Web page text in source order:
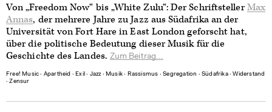
Von „Freedom Now“ bis „White Zulu“: Der SchriftstellerMax
Annas, der mehrere Jahre zu Jazz aus Südafrika an der
Universität von Fort Hare in East London geforscht hat,
über die politische Bedeutung dieser Musik für die
Geschichte des Landes. Zum Beitrag...
Free! Music ∙ Apartheid ∙ Exil ∙ Jazz∙ Musik ∙ Rassismus ∙Segregation ∙ Südafrika∙Widerstand
∙Zensur